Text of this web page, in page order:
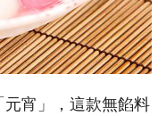
宵」，這款無餡料